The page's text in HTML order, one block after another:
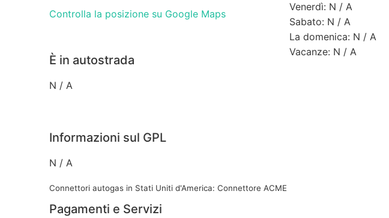
Controlla la posizione su Google Maps
È in autostrada
N / A
Venerdì: N / A
Sabato: N / A
La domenica: N / A
Vacanze: N / A
Informazioni sul GPL
N / A
Connettori autogas in Stati Uniti d'America: Connettore ACME
Pagamenti e Servizi